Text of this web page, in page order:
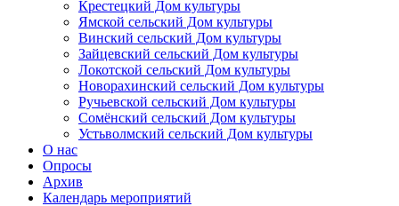
Крестецкий Дом культуры
Ямской сельский Дом культуры
Винский сельский Дом культуры
Зайцевский сельский Дом культуры
Локотской сельский Дом культуры
Новорахинский сельский Дом культуры
Ручьевской сельский Дом культуры
Сомёнский сельский Дом культуры
Устьволмский сельский Дом культуры
О нас
Опросы
Архив
Календарь мероприятий